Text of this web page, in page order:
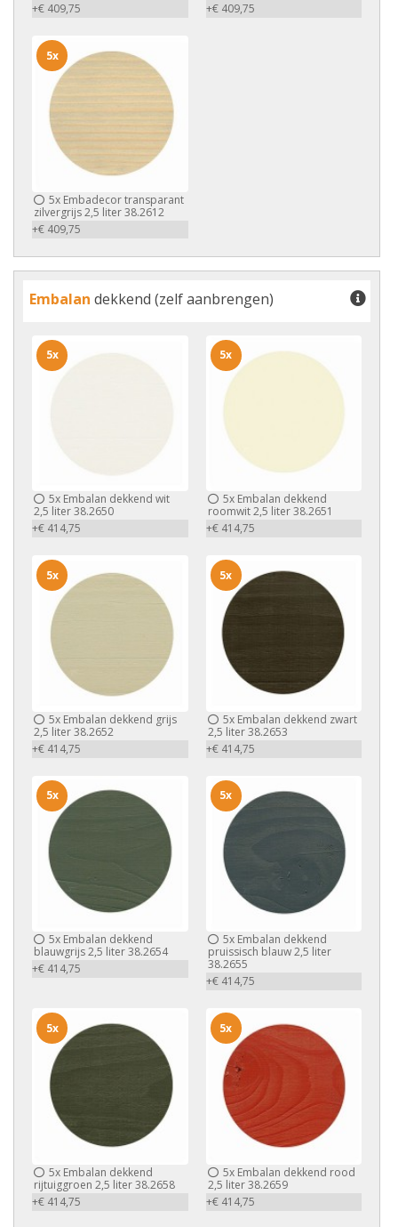
+€ 409,75
+€ 409,75
5x Embadecor transparant
zilvergrijs 2,5 liter 38.2612
+€ 409,75
5x
Embalan dekkend (zelf aanbrengen)
5x Embalan dekkend wit
2,5 liter 38.2650
+€ 414,75
5x
5xEmbalan dekkend
roomwit 2,5 liter 38.2651
+€ 414,75
5x
5x Embalan dekkend grijs
2,5 liter 38.2652
+€ 414,75
5x
5xEmbalan dekkend zwart
2,5 liter 38.2653
+€ 414,75
5x
5x Embalan dekkend
blauwgrijs 2,5 liter 38.2654
+€ 414,75
5x
5xEmbalan dekkend
pruissisch blauw 2,5 liter
38.2655
+€ 414,75
5x
5x Embalan dekkend
rijtuiggroen 2,5 liter 38.2658
+€ 414,75
5x
5xEmbalan dekkend rood
2,5 liter 38.2659
+€ 414,75
5x